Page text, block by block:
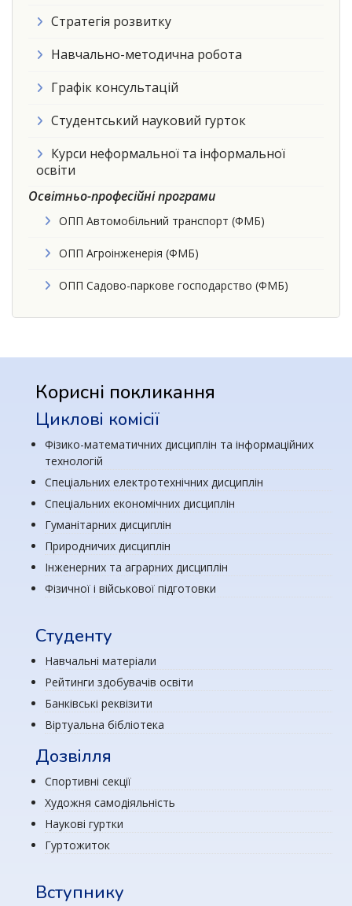
Стратегія розвитку
Навчально-методична робота
Графік консультацій
Студентський науковий гурток
Курси неформальної та інформальної
освіти
Освітньо-професійні програми
ОПП Автомобільний транспорт (ФМБ)
ОПП Агроінженерія (ФМБ)
ОПП Садово-паркове господарство (ФМБ)
Корисні покликання
Циклові комісії
Фізико-математичних дисциплін та інформаційних
технологій
Спеціальних електротехнічних дисциплін
Спеціальних економічних дисциплін
Гуманітарних дисциплін
Природничих дисциплін
Інженерних та аграрних дисциплін
Фізичної і військової підготовки
Студенту
Навчальні матеріали
Рейтинги здобувачів освіти
Банківські реквізити
Віртуальна бібліотека
Дозвілля
Спортивні секції
Художня самодіяльність
Наукові гуртки
Гуртожиток
Вступнику